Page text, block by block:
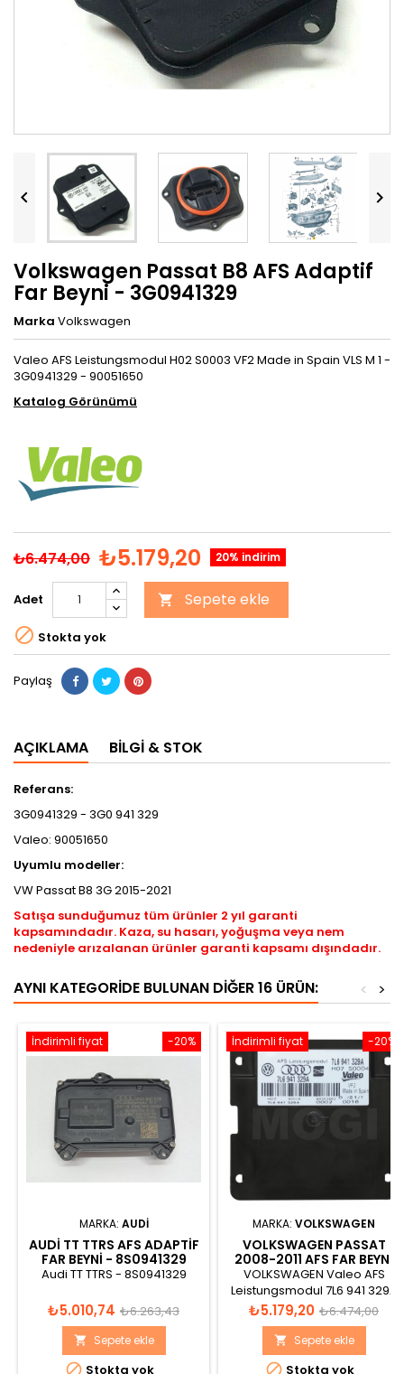
 
Volkswagen Passat B8 AFS Adaptif
Far Beyni - 3G0941329
Marka Volkswagen
Valeo AFS Leistungsmodul H02 S0003 VF2 Made in Spain VLS M 1 -
3G0941329 - 90051650
Katalog Görünümü
₺6.474,00 ₺5.179,20 20% indirim
Adet  Sepete ekle
 Stokta yok
Paylaş
AÇIKLAMA BILGI & STOK
Referans:
3G0941329 - 3G0 941 329
Valeo: 90051650
Uyumlu modeller:
VW Passat B8 3G 2015-2021
Satışa sunduğumuz tüm ürünler 2 yıl garanti
kapsamındadır. Kaza, su hasarı, yoğuşma veya nem
nedeniyle arızalanan ürünler garanti kapsamı dışındadır.
AYNI KATEGORIDE BULUNAN DIĞER 16 ÜRÜN: >
<
-20%
İndirimli fiyat
MARKA: AUDI
AUDI TT TTRS AFS ADAPTIF
FAR BEYNI - 8S0941329
Audi TT TTRS - 8S0941329
Fiyat
₺5.010,74 Normal
fiyat
₺6.263,43
 Sepete ekle
 Stokta yok
-20%
İndirimli fiyat
MARKA: VOLKSWAGEN
VOLKSWAGEN PASSAT
2008-2011 AFS FAR BEYNI
BEYNI - 7L6941329A
VOLKSWAGEN Valeo AFS
Leistungsmodul 7L6 941 329A
H07 S0004 VF2 Made in Spain
89393663 0002 0028
Fiyat
₺5.179,20 Normal
fiyat
₺6.474,00
 Sepete ekle
 Stokta yok